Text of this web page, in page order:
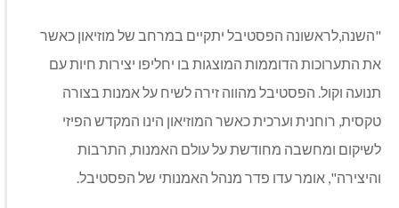
"השנה,לראשונה הפסטיבל יתקיים במרחב של מוזיאון כאשר
את התערוכות הדוממות המוצגות בו יחליפו יצירות חיות עם
תנועה וקול. הפסטיבל מהווה זירה לשיח על אמנות בצורה
טקסית, רוחנית וערכית כאשר המוזיאון הינו המקדש הפיזי
לשיקום ומחשבה מחודשת על עולם האמנות, התרבות
והיצירה", אומר עדו פדר מנהל האמנותי של הפסטיבל.